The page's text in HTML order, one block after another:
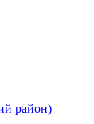
район)